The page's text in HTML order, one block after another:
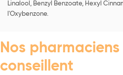
Linalool, Benzyl Benzoate, Hexyl
l'Oxybenzone.
Nos pharmaciens
conseillent